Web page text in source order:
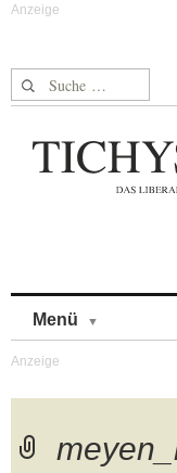
Suche nach:
Menü